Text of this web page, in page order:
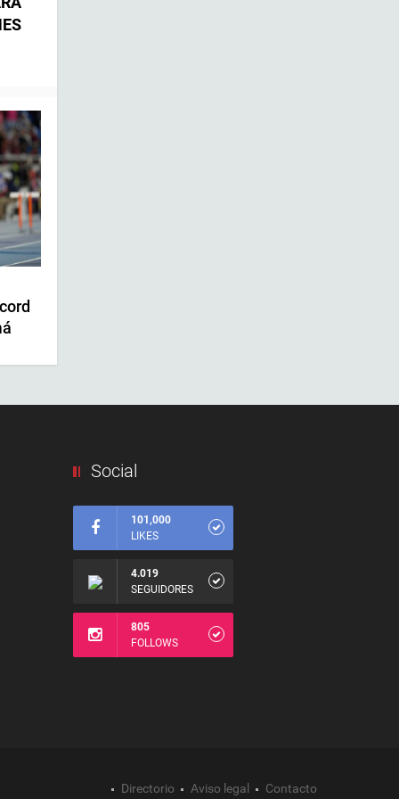
Social
101,000
LIKES
4.019
SEGUIDORES
805
FOLLOWS
Directorio Aviso legal Contacto